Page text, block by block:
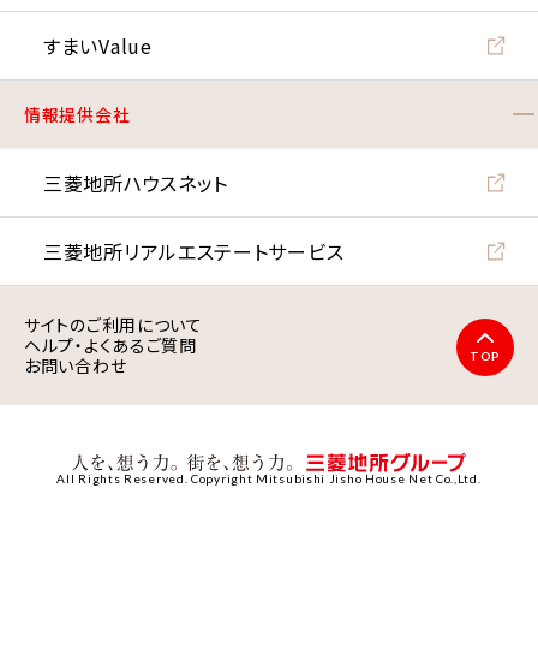
すまいValue
情報提供会社
三菱地所ハウスネット
三菱地所リアルエステートサービス
サイトのご利用について
ヘルプ・よくあるご質問
お問い合わせ
TOP
All Rights Reserved. Copyright Mitsubishi Jisho House Net Co.,Ltd.